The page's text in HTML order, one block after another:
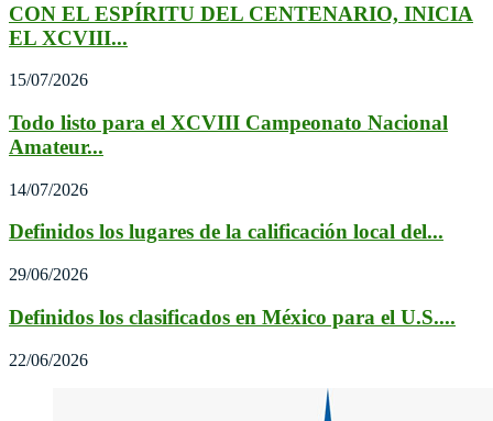
CON EL ESPÍRITU DEL CENTENARIO, INICIA
EL XCVIII...
15/07/2026
Todo listo para el XCVIII Campeonato Nacional
Amateur...
14/07/2026
Definidos los lugares de la calificación local del...
29/06/2026
Definidos los clasificados en México para el U.S....
22/06/2026